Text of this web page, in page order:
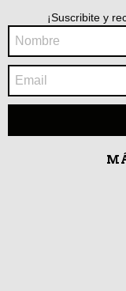
¡Suscribite y